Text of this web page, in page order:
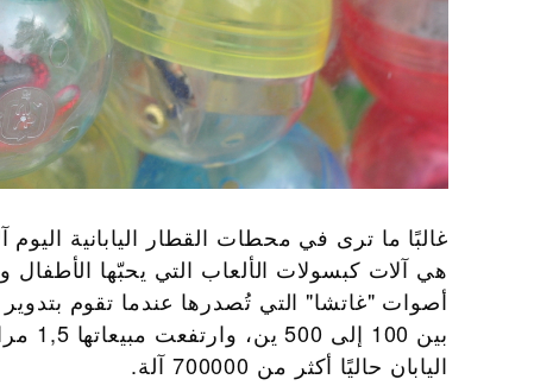
غالبًا ما ترى في محطات القطار اليابانية
هي آلات كبسولات الألعاب التي يحبّها
أصوات "غاتشا" التي تُصدرها عندما تقوم
اليابان حاليًا أكثر من 700000 آلة.